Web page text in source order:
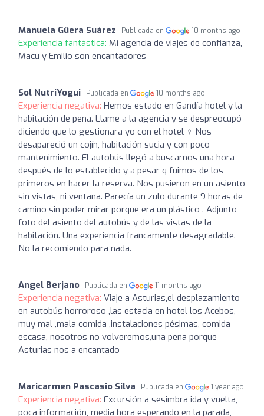
Manuela Güera Suárez Publicada en 10 months ago
Experiencia fantástica: Mi agencia de viajes de confianza,
Macu y Emilio son encantadores
Sol NutriYogui Publicada en 10 months ago
Experiencia negativa: Hemos estado en Gandía hotel y la
habitación de pena. Llame a la agencia y se despreocupó
diciendo que lo gestionara yo con el hotel ‍♀️ Nos
desapareció un cojín, habitación sucia y con poco
mantenimiento. El autobús llegó a buscarnos una hora
después de lo establecido y a pesar q fuimos de los
primeros en hacer la reserva. Nos pusieron en un asiento
sin vistas, ni ventana. Parecía un zulo durante 9 horas de
camino sin poder mirar porque era un plástico . Adjunto
foto del asiento del autobús y de las vistas de la
habitación. Una experiencia francamente desagradable.
No la recomiendo para nada.
Angel Berjano Publicada en 11 months ago
Experiencia negativa: Viaje a Asturias,el desplazamiento
en autobús horroroso ,las estacia en hotel los Acebos,
muy mal ,mala comida ,instalaciones pésimas, comida
escasa, nosotros no volveremos,una pena porque
Asturias nos a encantado
Maricarmen Pascasio Silva Publicada en 1 year ago
Experiencia negativa: Excursión a sesimbra ida y vuelta,
poca información, media hora esperando en la parada,